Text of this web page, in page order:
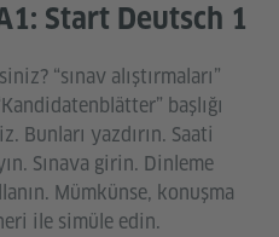
Start Deutsch 1
“sınav alıştırmaları”
başlığı
Bunları yazdırın. Saati
Sınava girin. Dinleme
Mümkünse, konuşma
ile simüle edin.